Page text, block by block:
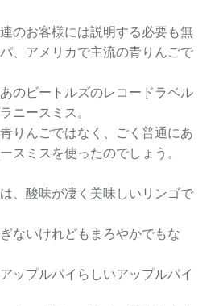
のお客様には説明する必要も無
、アメリカで主流の青りんごで
のビートルズのレコードラベル
ニースミス。
りんごではなく、ごく普通にあ
スミスを使ったのでしょう。
、酸味が凄く美味しいリンゴで
ないけれどもまろやかでもな
ップルパイらしいアップルパイ